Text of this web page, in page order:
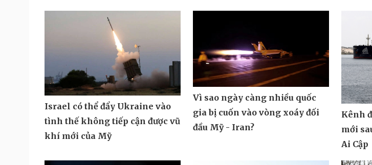
Israel có thể đẩy Ukraine vào
tình thế không tiếp cận được vũ
khí mới của Mỹ
Vì sao ngày càng nhiều quốc
gia bị cuốn vào vòng xoáy đối
đầu Mỹ - Iran?
Kênh
mới
Ai Cập